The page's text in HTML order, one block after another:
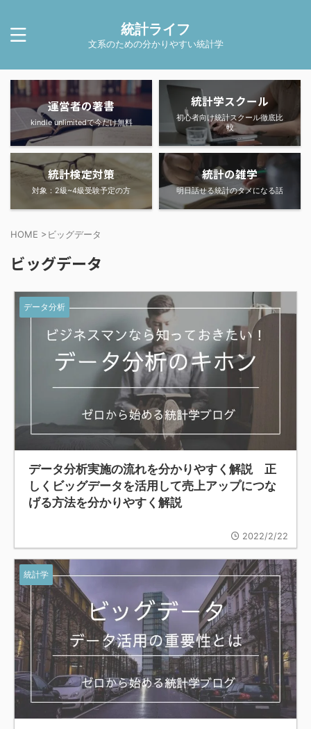
統計ライフ
文系のための分かりやすい統計学
運営者の著書
kindle unlimitedで今だけ無料
統計学スクール
初心者向け統計スクール徹底比
較
統計検定対策
対象：2級~4級受験予定の方
統計の雑学
明日話せる統計のタメになる話
HOME >ビッグデータ
ビッグデータ
データ分析
データ分析実施の流れを分かりやすく解説 正
しくビッグデータを活用して売上アップにつな
げる方法を分かりやすく解説
2022/2/22
統計学